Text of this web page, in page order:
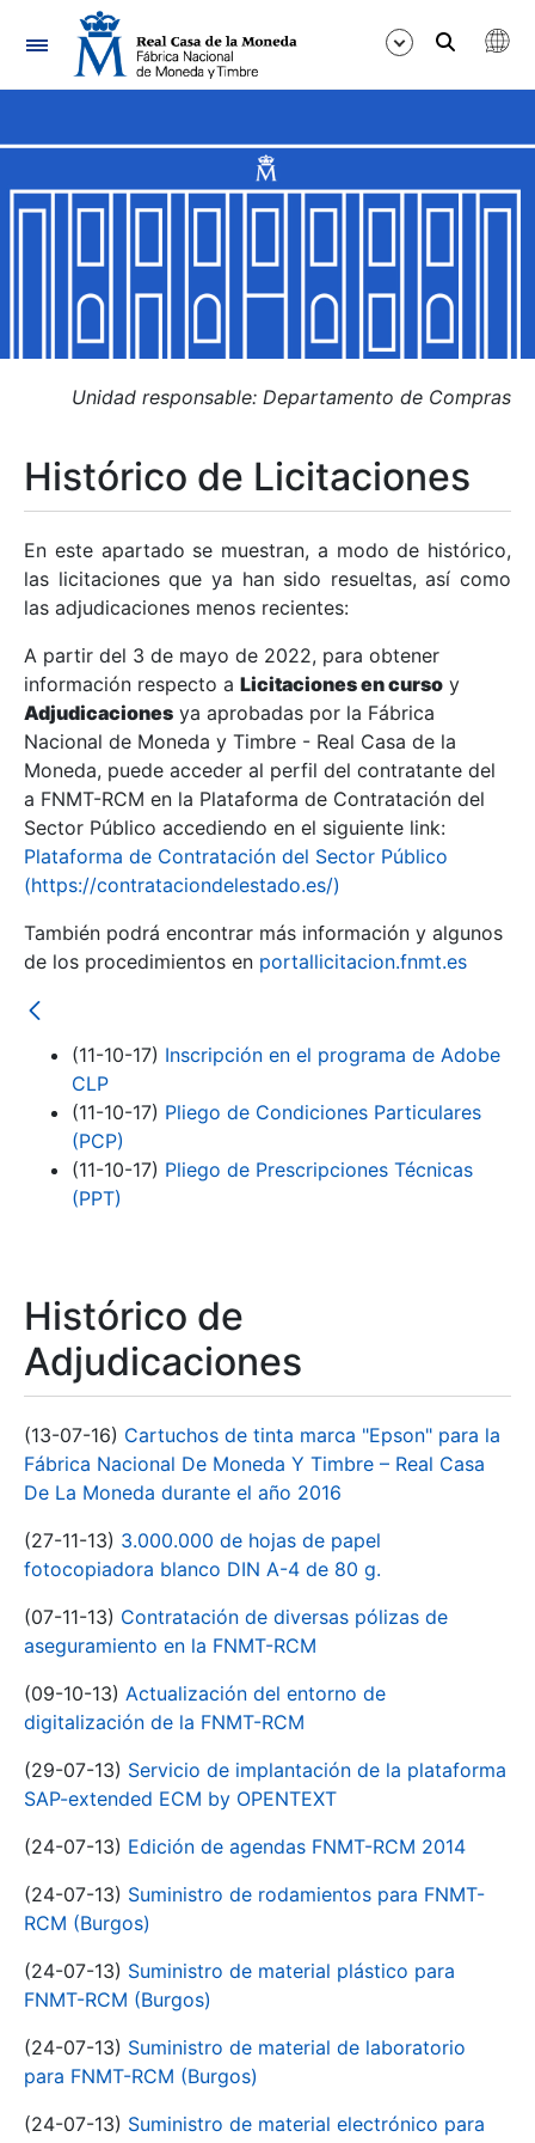
Navegación
Mostrar/Ocultar
Mostrar/Ocultar
Mostrar/Ocultar
Mostrar/Ocultar
Mostrar/Ocultar
Mostrar/Ocultar
Unidad responsable: Departamento de Compras
Histórico de Licitaciones
En este apartado se muestran, a modo de histórico,
las licitaciones que ya han sido resueltas, así como
las adjudicaciones menos recientes:
A partir del 3 de mayo de 2022, para obtener
información respecto a Licitaciones en curso y
Adjudicaciones ya aprobadas por la Fábrica
Nacional de Moneda y Timbre - Real Casa de la
Moneda, puede acceder al perfil del contratante del
a FNMT-RCM en la Plataforma de Contratación del
Sector Público accediendo en el siguiente link:
Plataforma de Contratación del Sector Público
(https://contrataciondelestado.es/)
También podrá encontrar más información y algunos
de los procedimientos en portallicitacion.fnmt.es
(11-10-17) Inscripción en el programa de Adobe
CLP
(11-10-17) Pliego de Condiciones Particulares
(PCP)
(11-10-17) Pliego de Prescripciones Técnicas
(PPT)
Histórico de
Adjudicaciones
(13-07-16) Cartuchos de tinta marca "Epson" para la
Fábrica Nacional De Moneda Y Timbre – Real Casa
De La Moneda durante el año 2016
(27-11-13) 3.000.000 de hojas de papel
fotocopiadora blanco DIN A-4 de 80 g.
(07-11-13) Contratación de diversas pólizas de
aseguramiento en la FNMT-RCM
(09-10-13) Actualización del entorno de
digitalización de la FNMT-RCM
(29-07-13) Servicio de implantación de la plataforma
SAP-extended ECM by OPENTEXT
(24-07-13) Edición de agendas FNMT-RCM 2014
(24-07-13) Suministro de rodamientos para FNMT-
RCM (Burgos)
(24-07-13) Suministro de material plástico para
FNMT-RCM (Burgos)
(24-07-13) Suministro de material de laboratorio
para FNMT-RCM (Burgos)
(24-07-13) Suministro de material electrónico para